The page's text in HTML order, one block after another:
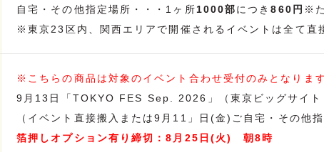
自宅・その他指定場所・・・1ヶ所1000部につき860円 ※
※東京23区内、関西エリアで開催されるイベントは全て直
※こちらの商品は対象のイベント合わせ受付のみとなります
9月13日「TOKYO FES Sep. 2026」（東京ビッグサイト
（イベント直接搬入または9月11」日(金)ご自宅・その他指
箔押しオプション有り締切：8月25日(火) 朝8時